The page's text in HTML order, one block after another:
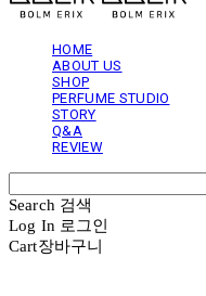
HOME
ABOUT US
SHOP
PERFUME STUDIO
STORY
Q&A
REVIEW
Search 검색
Log In 로그인
Cart장바구니